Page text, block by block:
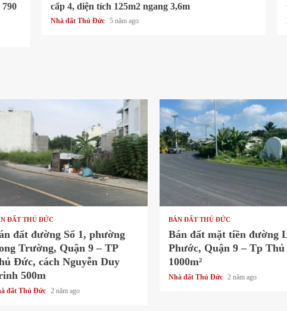
cấp 4, diện tích 125m2 ngang 3,6m
Nhà đất Thủ Đức 5 năm ago
read
ĐẤT THỦ ĐỨC
đất đường Số 1, phường
Trường, Quận 9 – TP
Đức, cách Nguyễn Duy
500m
đất Thủ Đức 2 năm ago
1 min read
BÁN ĐẤT THỦ ĐỨC
Bán đất mặt tiền đường
Phước, Quận 9 – Tp
1000m²
Nhà đất Thủ Đức 2 năm ago